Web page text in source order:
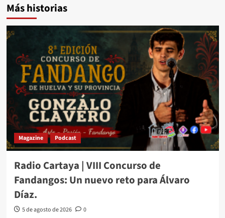
Más historias
Magazine Podcast
Radio Cartaya | VIII Concurso de
Fandangos: Un nuevo reto para Álvaro
Díaz.
5 de agosto de 2026 0